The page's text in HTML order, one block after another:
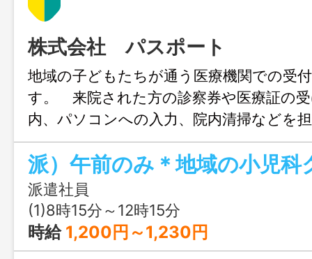
株式会社 パスポート
地域の子どもたちが通う医療機関での受
す。 来院された方の診察券や医療証の
内、パソコンへの入力、院内清掃などを
きます。ＰＣ作業は決まった内容の入力
本的な文字入力ができれば問題ありませ
医療知識は必要ありません。先輩スタッ
トしますので、未経験でも始めやすい環
日・日曜日・祝日は休みとなり、予定が
無理なく働ける環境です。 総合病院の
派遣社員
(1)8時15分～12時15分
時給 1,200円～1,230円